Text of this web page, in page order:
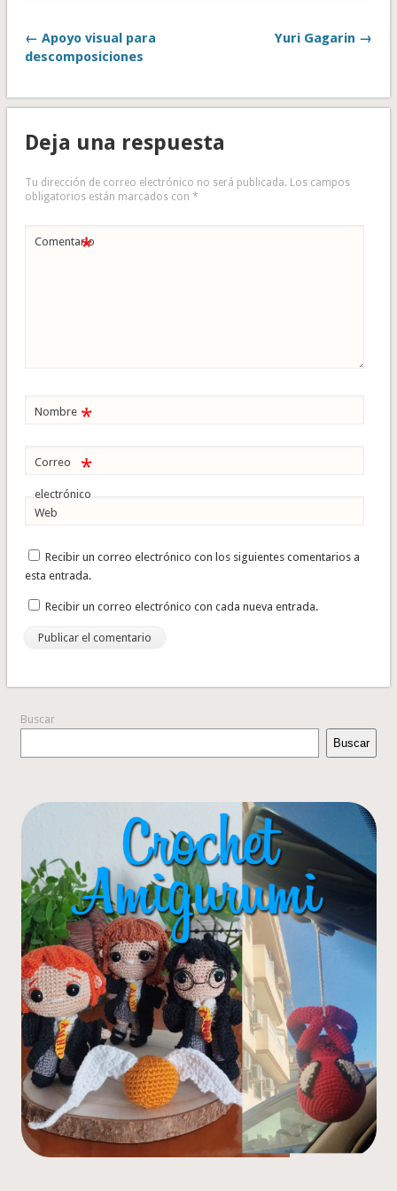
← Apoyo visual para
descomposiciones
Yuri Gagarin →
Deja una respuesta
Tu dirección de correo electrónico no será publicada. Los campos
obligatorios están marcados con *
Comentario
*
Nombre *
Correo
electrónico
*
Web
Recibir un correo electrónico con los siguientes comentarios a
esta entrada.
Recibir un correo electrónico con cada nueva entrada.
Buscar
Buscar